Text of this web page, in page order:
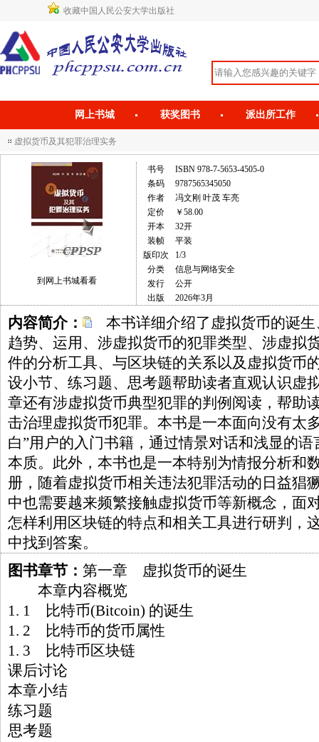
收藏中国人民公安大学出版社
网上书城 获奖图书 派出所工作
虚拟货币及其犯罪治理实务
到网上书城看看
书号
ISBN 978-7-5653-4505-0
条码
9787565345050
作者
冯文刚 叶茂 车亮
定价
￥58.00
开本
32开
装帧
平装
版印次
1/3
分类
信息与网络安全
发行
公开
出版
2026年3月
内容简介：
本书详细介绍了虚拟货币的诞
趋势、运用、涉虚拟货币的犯罪类型、涉虚拟
件的分析工具、与区块链的关系以及虚拟货币
设小节、练习题、思考题帮助读者直观认识虚
章还有涉虚拟货币典型犯罪的判例阅读，帮助
击治理虚拟货币犯罪。本书是一本面向没有太
白”用户的入门书籍，通过情景对话和浅显的
本质。此外，本书也是一本特别为情报分析和
册，随着虚拟货币相关违法犯罪活动的日益猖
中也需要越来频繁接触虚拟货币等新概念，面
怎样利用区块链的特点和相关工具进行研判，
中找到答案。
图书章节： 第一章 虚拟货币的诞生
本章内容概览
1. 1 比特币(Bitcoin) 的诞生
1. 2 比特币的货币属性
1. 3 比特币区块链
课后讨论
本章小结
练习题
思考题